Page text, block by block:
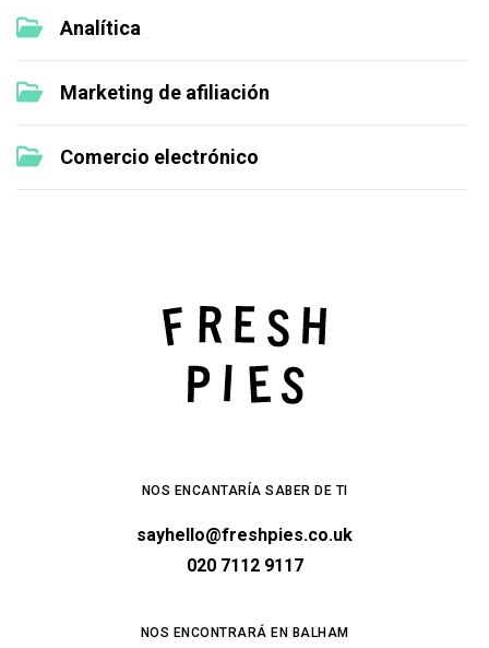
Analítica
Marketing de afiliación
Comercio electrónico
NOS ENCANTARÍA SABER DE TI
sayhello@freshpies.co.uk
020 7112 9117
NOS ENCONTRARÁ EN BALHAM